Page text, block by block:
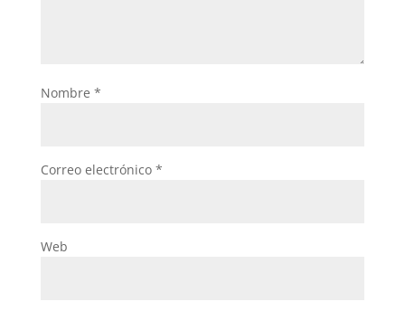
Nombre *
Correo electrónico *
Web